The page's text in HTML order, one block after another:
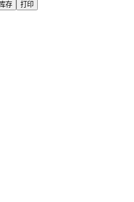
存 打印